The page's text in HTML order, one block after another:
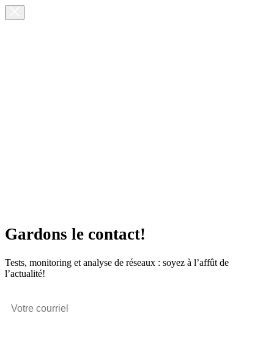
Gardons le contact!
Tests, monitoring et analyse de réseaux : soyez à l’affût de
l’actualité!